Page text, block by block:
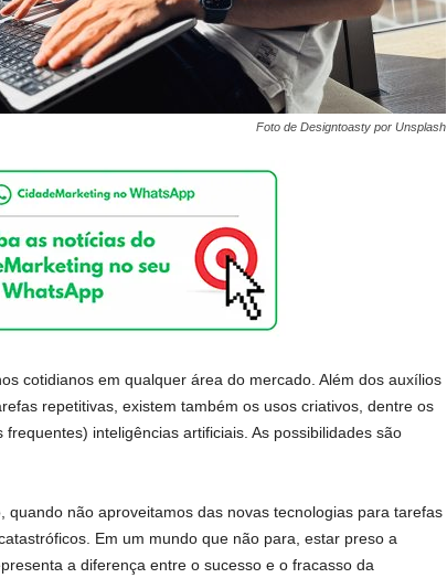
Foto de Designtoasty por Unsplash
cotidianos em qualquer área do mercado. Além dos auxílios
repetitivas, existem também os usos criativos, dentre os
inteligências artificiais. As possibilidades são
quando não aproveitamos das novas tecnologias para tarefas
Em um mundo que não para, estar preso a
a diferença entre o sucesso e o fracasso da